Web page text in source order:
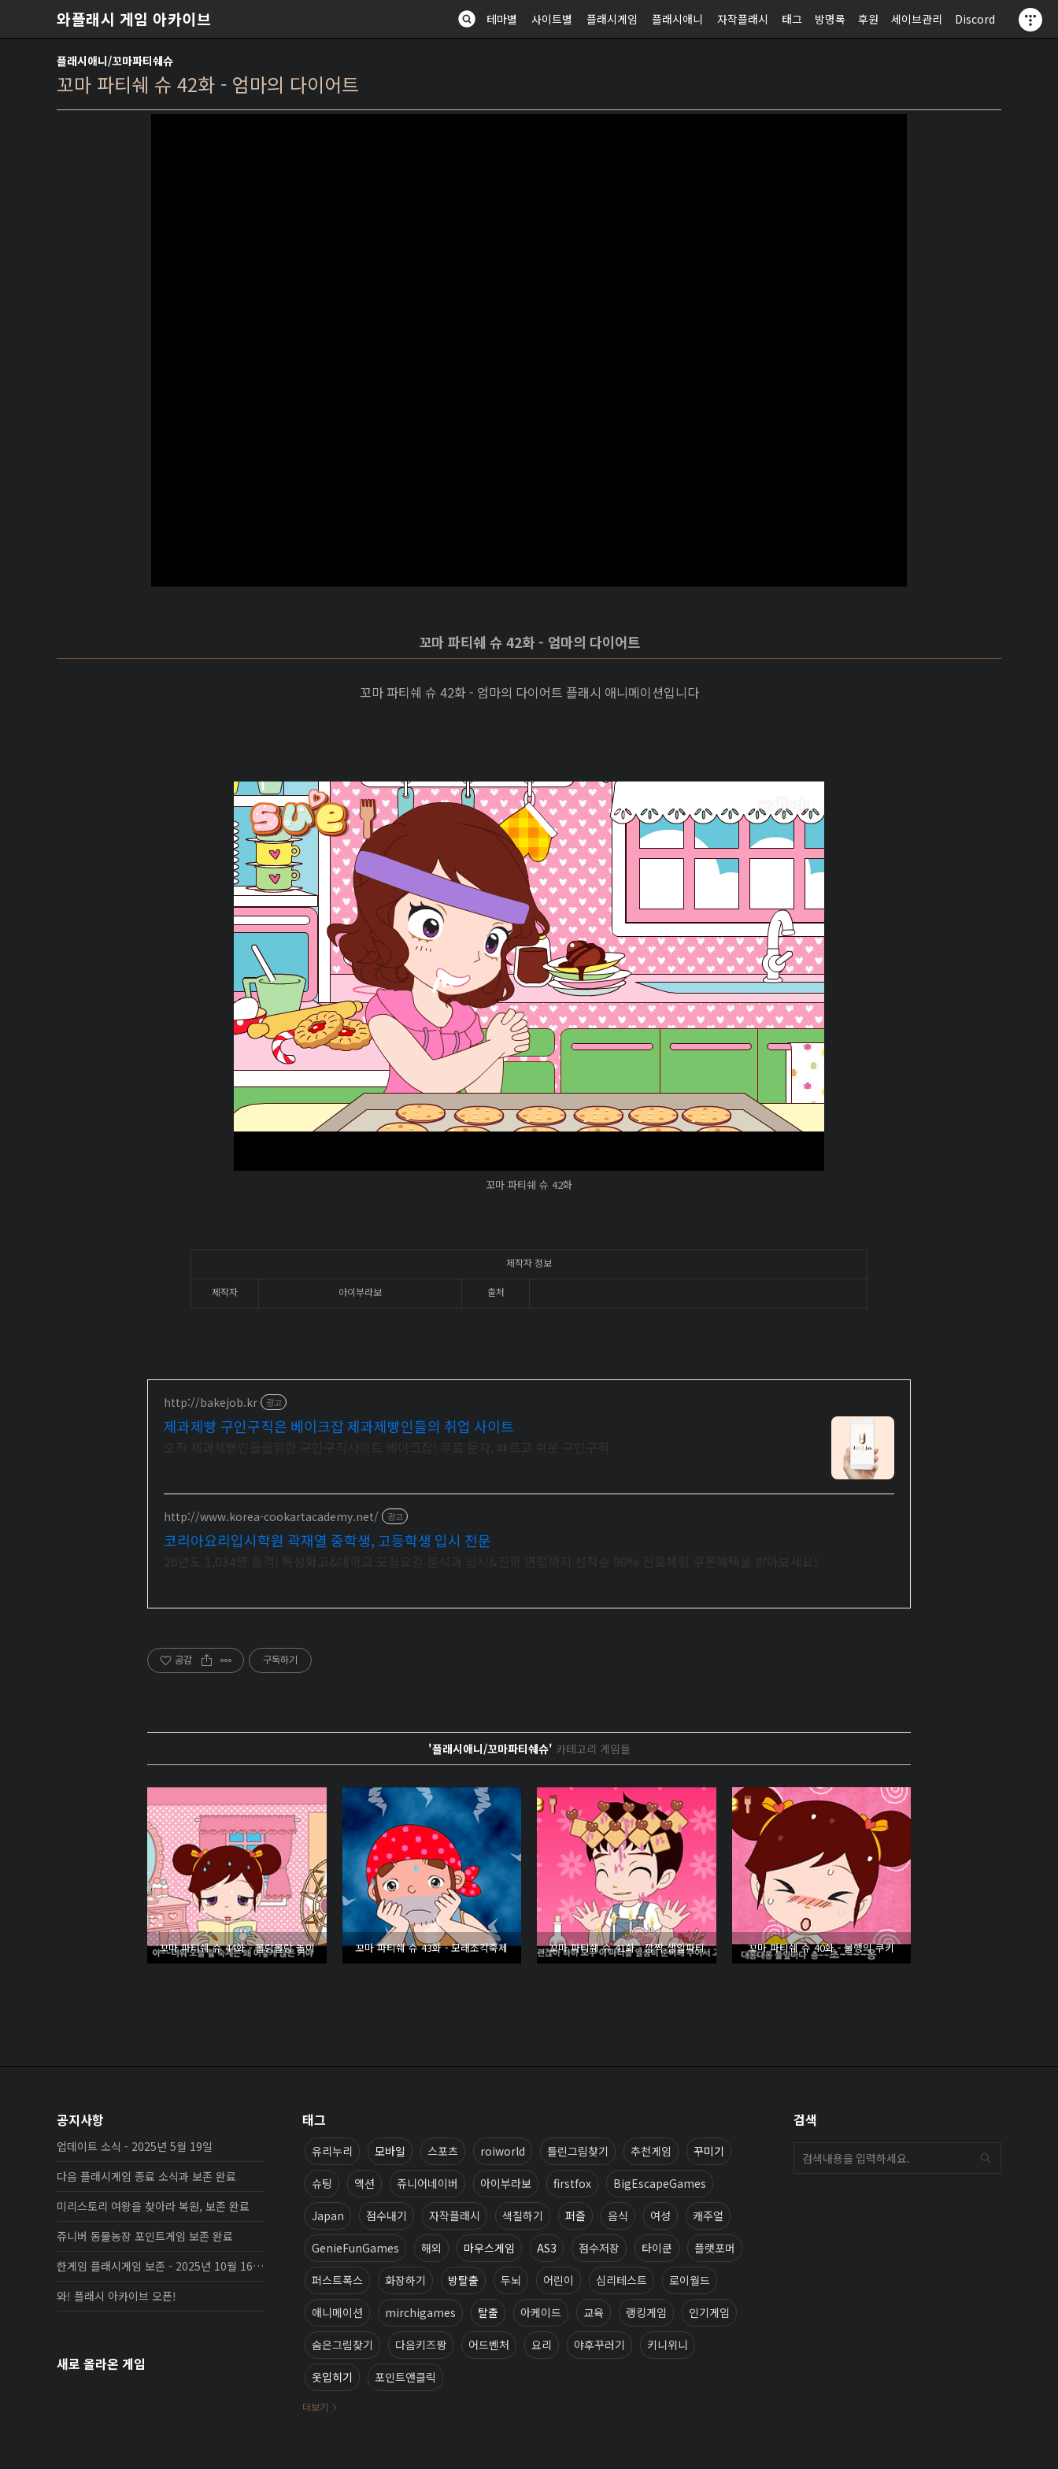
와플래시 게임 아카이브 테마별 사이트별 플래시게임 플래시애니 자작플래시 태그 방명록 후원 세이브관리 Discord
플래시애니/꼬마파티쉐슈
꼬마 파티쉐 슈 42화 - 엄마의 다이어트
꼬마 파티쉐 슈 42화 - 엄마의 다이어트
꼬마 파티쉐 슈 42화 - 엄마의 다이어트 플래시 애니메이션입니다
꼬마 파티쉐 슈 42화
제작자 정보
제작자 아이부라보 출처
http://bakejob.kr 광고
제과제빵 구인구직은 베이크잡 제과제빵인들의 취업 사이트
http://www.korea-cookartacademy.net/ 광고
코리아요리입시학원 곽재열 중학생, 고등학생 입시 전문
공감 구독하기
'플래시애니/꼬마파티쉐슈' 카테고리 게임들
꼬마 파티쉐 슈 44화 - 몰랑몰랑 놀이 꼬마 파티쉐 슈 43화 - 모래조각축제 꼬마 파티쉐 슈 41화 - 깜짝 생일파티 꼬마 파티쉐 슈 40화 - 불행의 쿠키
공지사항
업데이트 소식 - 2025년 5월 19일
다음 플래시게임 종료 소식과 보존 완료
미리스토리 여왕을 찾아라 복원, 보존 완료
쥬니버 동물농장 포인트게임 보존 완료
한게임 플래시게임 보존 - 2025년 10월 16일 업데이트
와! 플래시 아카이브 오픈!
새로 올라온 게임
태그
유리누리 모바일 스포츠 roiworld 틀린그림찾기 추천게임 꾸미기
슈팅 액션 쥬니어네이버 아이부라보 firstfox BigEscapeGames
Japan 점수내기 자작플래시 색칠하기 퍼즐 음식 여성 캐주얼
GenieFunGames 해외 마우스게임 AS3 점수저장 타이쿤 플랫포머
퍼스트폭스 화장하기 방탈출 두뇌 어린이 심리테스트 로이월드
애니메이션 mirchigames 탈출 아케이드 교육 랭킹게임 인기게임
숨은그림찾기 다음키즈짱 어드벤처 요리 야후꾸러기 키니위니
옷입히기 포인트앤클릭
더보기
검색